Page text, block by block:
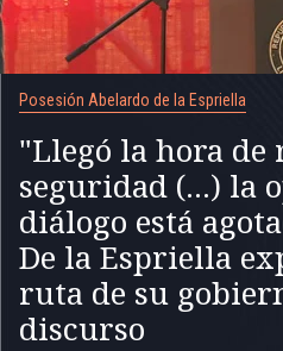
Posesión Abelardo de la Espriella
"Llegó la hora de
seguridad (...) la
diálogo está
De la Espriella
ruta de su
discurso